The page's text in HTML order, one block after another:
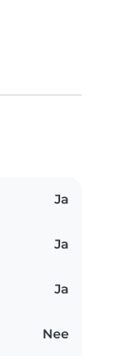
Ja
Ja
Ja
Nee